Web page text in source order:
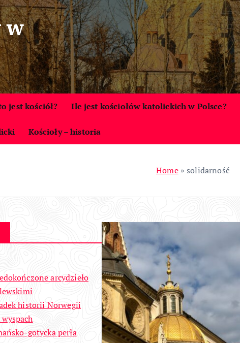
jest kościół? Ile jest kościołów katolickich w Polsce?
Kościoły – historia
Home»solidarność
arcydzieło
historii Norwegii
gotycka perła